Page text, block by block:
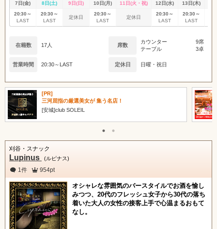
7日(金) 8日(土) 9日(日) 10日(月) 11日(火・祝) 12日(水) 13日(木)
20:30～
LAST
20:30～
LAST
定休日
20:30～
LAST
定休日
20:30～
LAST
20:30～
LAST
在籍数 17人 席数
カウンター
9席
テーブル
3卓
営業時間 20:30～LAST 定休日 日曜・祝日
[PR]
三河屈指の厳選美女が 集う名店！
[安城]club SOLEIL
刈谷・スナック
Lupinus (ルピナス)
1件 954pt
オシャレな雰囲気のバースタイルでお酒を愉し
みつつ、20代のフレッシュ女子から30代の落ち
着いた大人の女性の接客上手で心温まるおもて
なし。